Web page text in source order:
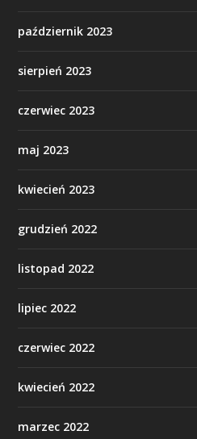
październik 2023
sierpień 2023
czerwiec 2023
maj 2023
kwiecień 2023
grudzień 2022
listopad 2022
lipiec 2022
czerwiec 2022
kwiecień 2022
marzec 2022